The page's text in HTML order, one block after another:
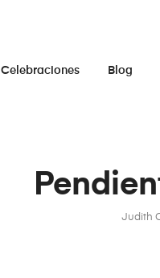
Celebraciones Blog
Judith